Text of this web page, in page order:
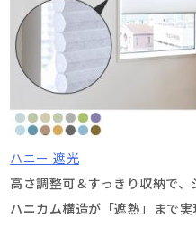
ハニー 遮光
高さ調整可＆すっきり収納で、
ハニカム構造が「遮熱」まで実